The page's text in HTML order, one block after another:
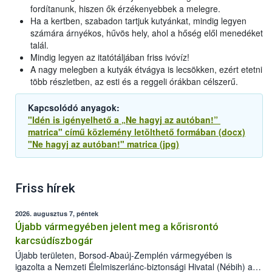
fordítanunk, hiszen ők érzékenyebbek a melegre.
Ha a kertben, szabadon tartjuk kutyánkat, mindig legyen
számára árnyékos, hűvös hely, ahol a hőség elől menedéket
talál.
Mindig legyen az itatótáljában friss ivóvíz!
A nagy melegben a kutyák étvágya is lecsökken, ezért etetni
több részletben, az esti és a reggeli órákban célszerű.
Kapcsolódó anyagok:
"Idén is igényelhető a „Ne hagyj az autóban!”
matrica" című közlemény letölthető formában (docx)
"Ne hagyj az autóban!" matrica (jpg)
Friss hírek
2026. augusztus 7, péntek
Újabb vármegyében jelent meg a kőrisrontó
karcsúdíszbogár
Újabb területen, Borsod-Abaúj-Zemplén vármegyében is
igazolta a Nemzeti Élelmiszerlánc-biztonsági Hivatal (Nébih) a